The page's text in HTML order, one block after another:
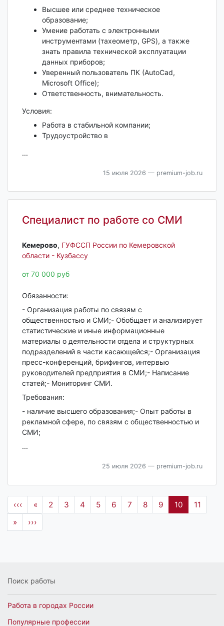
Высшее или среднее техническое
образование;
Умение работать с электронными
инструментами (тахеометр, GPS), а также
знать правила технической эксплуатации
данных приборов;
Уверенный пользователь ПК (AutoCad,
Мicrosoft Office);
Ответственность, внимательность.
Условия:
Работа в стабильной компании;
Трудоустройство в
...
15 июля 2026 — premium-job.ru
Специалист по работе со СМИ
Кемерово‎, ГУФССП России по Кемеровской
области - Кузбассу
от 70 000 руб
Обязанности:
- Организация работы по связям с
общественностью и СМИ;- Обобщает и анализирует
статистические и иные информационные
материалы о деятельности отдела и структурных
подразделений в части касающейся;- Организация
пресс-конференций, брифингов, интервью
руководителей предприятия в СМИ;- Написание
статей;- Мониторинг СМИ.
Требования:
- наличие высшего образования;- Опыт работы в
рекламной сфере, по связям с общественностью и
СМИ;
...
25 июля 2026 — premium-job.ru
‹‹‹ « 2 3 4 5 6 7 8 9 10
11
»
›››
Поиск работы
Работа в городах России
Популярные профессии